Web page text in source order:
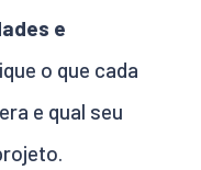
e
o que cada
e qual seu